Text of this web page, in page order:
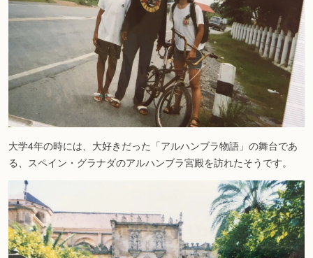
大学4年の時には、大好きだった「アルハンブラ物語」の舞台であ
る、スペイン・グラナダのアルハンブラ宮殿を訪れたそうです。